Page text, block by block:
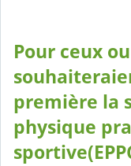
Pour ceux
première la
physique